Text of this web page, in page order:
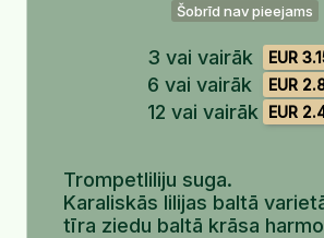
Šobrīd nav pieejams
3 vai vairāk EUR
6 vai vairāk EUR
12 vai vairāk EUR
Trompetliliju suga.
Karaliskās lilijas baltā
tīra ziedu baltā krāsa